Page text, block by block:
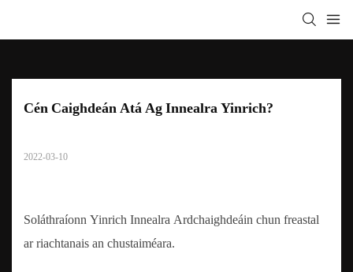
Cén Caighdeán Atá Ag Innealra Yinrich?
2022-03-10
Soláthraíonn Yinrich Innealra Ardchaighdeáin chun freastal
ar riachtanais an chustaiméara.